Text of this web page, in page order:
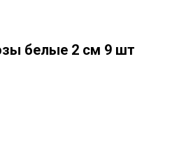
белые 2 см 9 шт